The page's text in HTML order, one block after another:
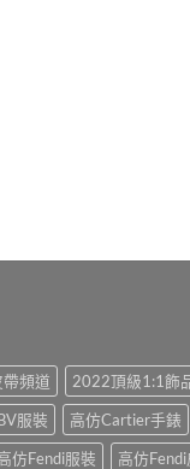
頻道 2022頂級1:1飾
服裝 高仿Cartier手錶
仿Fendi服裝 高仿Fendi